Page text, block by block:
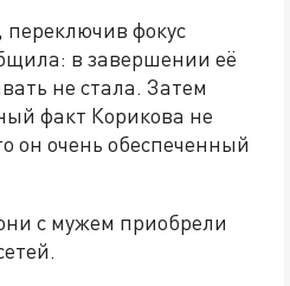
фокус
в завершении её
не стала. Затем
факт Корикова не
он очень обеспеченный
с мужем приобрели